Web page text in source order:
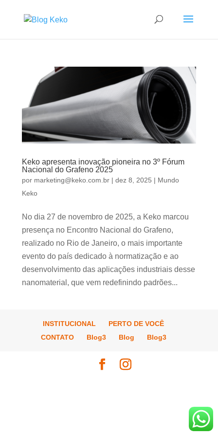
Keko apresenta inovação pioneira no 3º Fórum
Nacional do Grafeno 2025
por marketing@keko.com.br| dez 8, 2025 | Mundo
Keko
No dia 27 de novembro de 2025, a Keko marcou
presença no Encontro Nacional do Grafeno,
realizado no Rio de Janeiro, o mais importante
evento do país dedicado à normatização e ao
desenvolvimento das aplicações industriais desse
nanomaterial, que vem redefinindo padrões...
INSTITUCIONAL
PERTO DE VOCÊ
CONTATO
Blog3 Blog Blog3